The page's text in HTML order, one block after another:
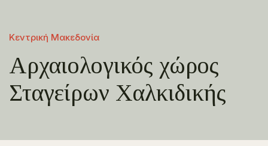
Κεντρική Μακεδονία
Αρχαιολογικός χώρος
Σταγείρων Χαλκιδικής